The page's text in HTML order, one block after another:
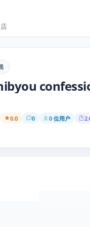
0.0 0 0 位用户